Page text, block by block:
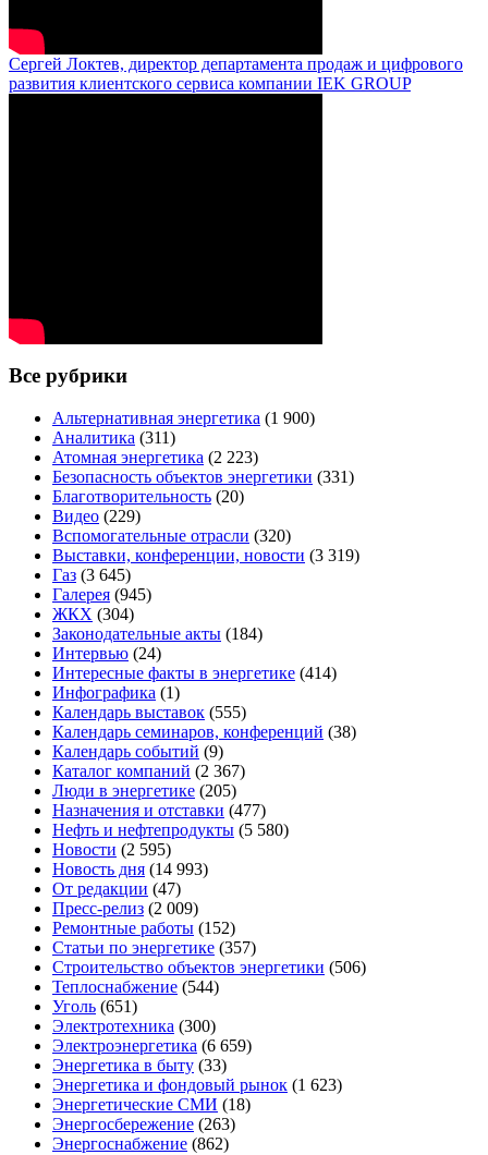
Сергей Локтев, директор департамента продаж и цифрового
развития клиентского сервиса компании IEK GROUP
Все рубрики
Альтернативная энергетика (1 900)
Аналитика (311)
Атомная энергетика (2 223)
Безопасность объектов энергетики (331)
Благотворительность (20)
Видео (229)
Вспомогательные отрасли (320)
Выставки, конференции, новости (3 319)
Газ (3 645)
Галерея (945)
ЖКХ (304)
Законодательные акты (184)
Интервью (24)
Интересные факты в энергетике (414)
Инфографика (1)
Календарь выставок (555)
Календарь семинаров, конференций (38)
Календарь событий (9)
Каталог компаний (2 367)
Люди в энергетике (205)
Назначения и отставки (477)
Нефть и нефтепродукты (5 580)
Новости (2 595)
Новость дня (14 993)
От редакции (47)
Пресс-релиз (2 009)
Ремонтные работы (152)
Статьи по энергетике (357)
Строительство объектов энергетики (506)
Теплоснабжение (544)
Уголь (651)
Электротехника (300)
Электроэнергетика (6 659)
Энергетика в быту (33)
Энергетика и фондовый рынок (1 623)
Энергетические СМИ (18)
Энергосбережение (263)
Энергоснабжение (862)